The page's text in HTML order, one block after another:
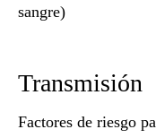
sangre)
Transmisión
Factores de riesgo